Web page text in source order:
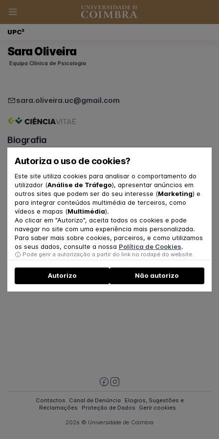
Autoriza o uso de cookies?
Este site utiliza cookies para analisar o comportamento do
utilizador (Análise de Tráfego), apresentar anúncios em
outros sites que podem ser do seu interesse (Marketing) e
para integrar conteúdos multimédia de terceiros, como
vídeos e mapas (Multimédia).
Ao clicar em "Autorizo", aceita todos os cookies e pode
navegar no site com uma experiência mais personalizada.
Para saber mais sobre cookies, parceiros, e como utilizamos
os seus dados, consulte a nossa Política de Cookies.
Pode gerir a autorização a partir do link no rodapé do website.
Autorizo Não autorizo
UPC³
Sara Oliveira
Equipa Clínica de Psicologia
sara.oliveira.uc@gmail.com
Biografia
Funções na UpC3
Ligação à FPCE-UC e ao CINEICC
Investigadora no grupo "Cognitive and Behavioral
Processes and Interventions" do CINEICC
2026 © Universidade de Coimbra
Contactos Canal de Denúncia
Elogios, Sugestões e
Reclamações
Proteção de Dados Gerir cookies